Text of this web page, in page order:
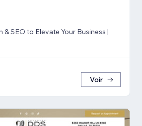
& SEO to Elevate Your Business |
Voir